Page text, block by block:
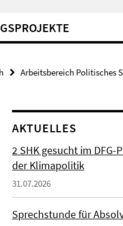
Arbeitsbereich Politisches
AKTUELLES
2 SHK gesucht im
der Klimapolitik
31.07.2026
Sprechstunde für